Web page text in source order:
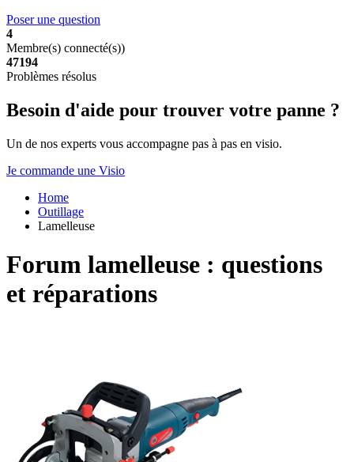
Poser une question
4
Membre(s) connecté(s))
47194
Problèmes résolus
Besoin d'aide pour trouver votre panne ?
Un de nos experts vous accompagne pas à pas en visio.
Je commande une Visio
Home
Outillage
Lamelleuse
Forum lamelleuse : questions
et réparations